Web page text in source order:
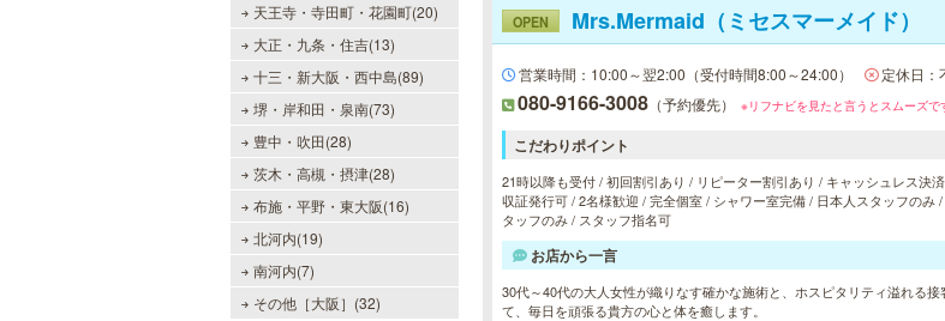
天王寺・寺田町・花園町(20)
大正・九条・住吉(13)
十三・新大阪・西中島(89)
堺・岸和田・泉南(73)
豊中・吹田(28)
茨木・高槻・摂津(28)
布施・平野・東大阪(16)
北河内(19)
南河内(7)
その他［大阪］(32)
OPEN Mrs.Mermaid（ミセスマーメイド）
営業時間：10:00～翌2:00（受付時間8:00～24:00） 定休日：
080-9166-3008 （予約優先） ※リフナビを見たと言うとスムーズで
こだわりポイント
21時以降も受付 / 初回割引あり / リピーター割引あり / キャッシュレス決
収証発行可 / 2名様歓迎 / 完全個室 / シャワー室完備 / 日本人スタッフのみ /
タッフのみ / スタッフ指名可
お店から一言
30代～40代の大人女性が織りなす確かな施術と、ホスピタリティ溢れる接
て、毎日を頑張る貴方の心と体を癒します。